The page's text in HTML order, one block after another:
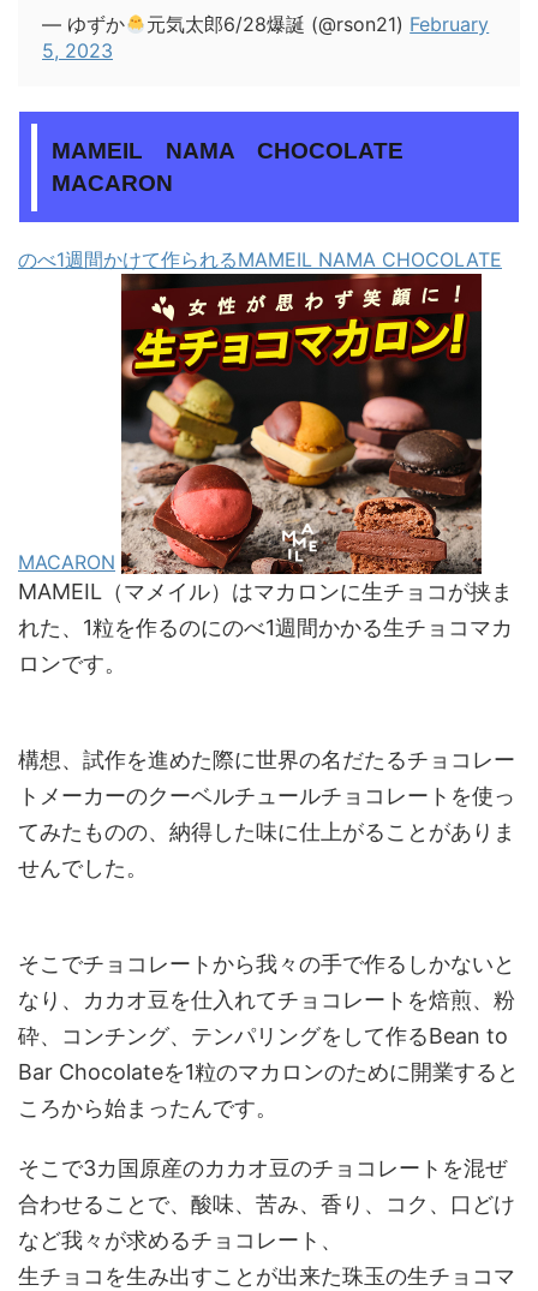
— ゆずか 元気太郎6/28爆誕 (@rson21) February
5, 2023
MAMEIL NAMA CHOCOLATE
MACARON
のべ1週間かけて作られるMAMEIL NAMA CHOCOLATE
MACARON
MAMEIL（マメイル）はマカロンに生チョコが挟ま
れた、1粒を作るのにのべ1週間かかる生チョコマカ
ロンです。
構想、試作を進めた際に世界の名だたるチョコレー
トメーカーのクーベルチュールチョコレートを使っ
てみたものの、納得した味に仕上がることがありま
せんでした。
そこでチョコレートから我々の手で作るしかないと
なり、カカオ豆を仕入れてチョコレートを焙煎、粉
砕、コンチング、テンパリングをして作るBean to
Bar Chocolateを1粒のマカロンのために開業すると
ころから始まったんです。
そこで3カ国原産のカカオ豆のチョコレートを混ぜ
合わせることで、酸味、苦み、香り、コク、口どけ
など我々が求めるチョコレート、
生チョコを生み出すことが出来た珠玉の生チョコマ